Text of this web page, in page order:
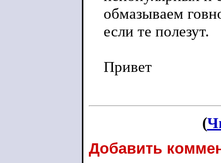
обмазываем
если те полезут.
Привет
(
Добавить